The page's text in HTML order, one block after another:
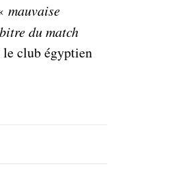
mauvaise
du match
le club égyptien